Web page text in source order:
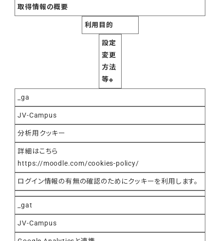
取得情報の概要
利用目的
設定
変更
方法
等※
_ga
JV-Campus
分析用クッキー
詳細はこちら
https://moodle.com/cookies-policy/
ログイン情報の有無の確認のためにクッキーを利用します。
_gat
JV-Campus